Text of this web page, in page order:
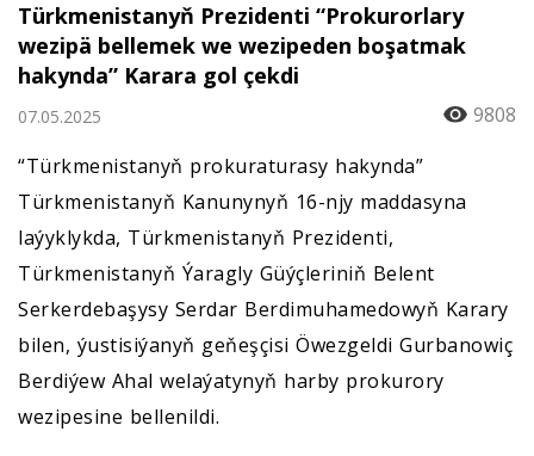
Türkmenistanyň Prezidenti “Prokurorlary
wezipä bellemek we wezipeden boşatmak
hakynda” Karara gol çekdi
07.05.2025
9808
“Türkmenistanyň prokuraturasy hakynda”
Türkmenistanyň Kanunynyň 16-njy maddasyna
laýyklykda, Türkmenistanyň Prezidenti,
Türkmenistanyň Ýaragly Güýçleriniň Belent
Serkerdebaşysy Serdar Berdimuhamedowyň Karary
bilen, ýustisiýanyň geňeşçisi Öwezgeldi Gurbanowiç
Berdiýew Ahal welaýatynyň harby prokurory
wezipesine bellenildi.